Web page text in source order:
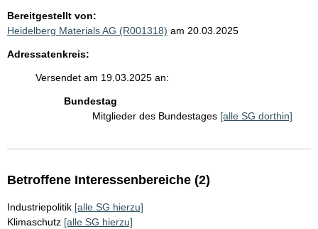
Bereitgestellt von:
Heidelberg Materials AG (R001318) am 20.03.2025
Adressatenkreis:
Versendet am 19.03.2025 an:
Bundestag
Mitglieder des Bundestages [alle SG dorthin]
Betroffene Interessenbereiche (2)
Industriepolitik [alle SG hierzu]
Klimaschutz [alle SG hierzu]